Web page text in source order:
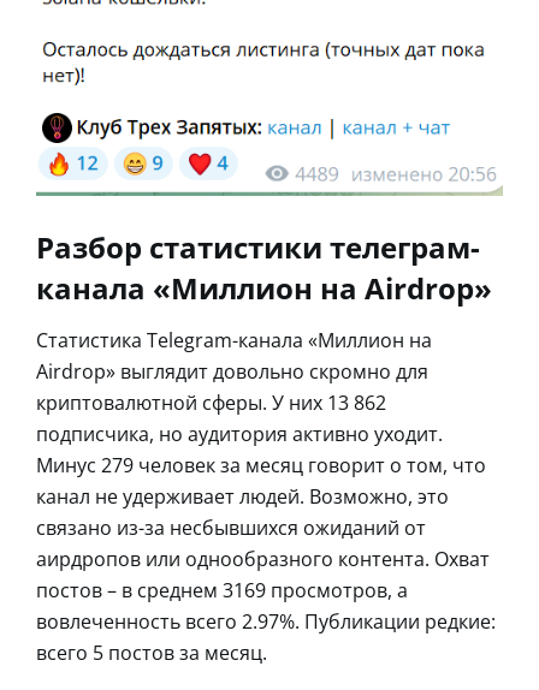
Разбор статистики телеграм-
канала «Миллион на Airdrop»
Статистика Telegram-канала «Миллион на
Airdrop» выглядит довольно скромно для
криптовалютной сферы. У них 13 862
подписчика, но аудитория активно уходит.
Минус 279 человек за месяц говорит о том, что
канал не удерживает людей. Возможно, это
связано из-за несбывшихся ожиданий от
аирдропов или однообразного контента. Охват
постов – в среднем 3169 просмотров, а
вовлеченность всего 2.97%. Публикации редкие:
всего 5 постов за месяц.